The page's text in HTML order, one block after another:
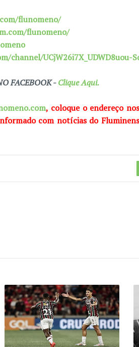
flunomeno/
flunomeno/
channel/UCjW26i7X_UDWD8uou-
FACEBOOK -Clique Aqui.
, coloque o endereço
com notícias do